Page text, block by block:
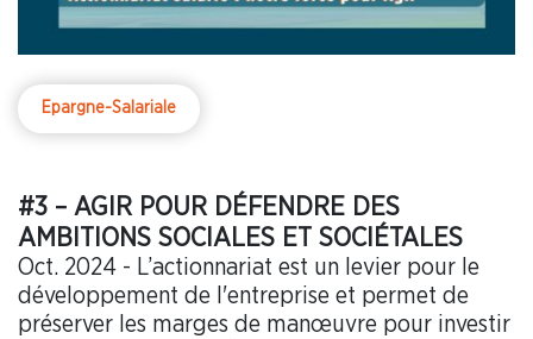
Epargne-Salariale
#3 – AGIR POUR DÉFENDRE DES
AMBITIONS SOCIALES ET SOCIÉTALES
Oct. 2024 - L’actionnariat est un levier pour le
développement de l'entreprise et permet de
préserver les marges de manœuvre pour investir